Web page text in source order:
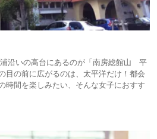
沿いの高台にあるのが「南房総館山 平
目の前に広がるのは、太平洋だけ！都会
時間を楽しみたい、そんな女子におすす